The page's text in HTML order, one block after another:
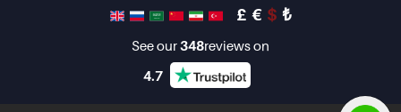
设计与建造
£ € $ ₺
See our348reviews on
4.7